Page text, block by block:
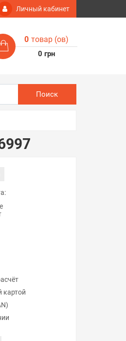
Личный кабинет
0 товар (ов)
0 грн
Поиск
картой